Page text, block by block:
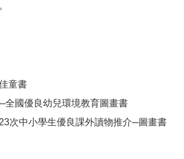
童書
全國優良幼兒環境教育圖畫書
次中小學生優良課外讀物推介─圖畫書